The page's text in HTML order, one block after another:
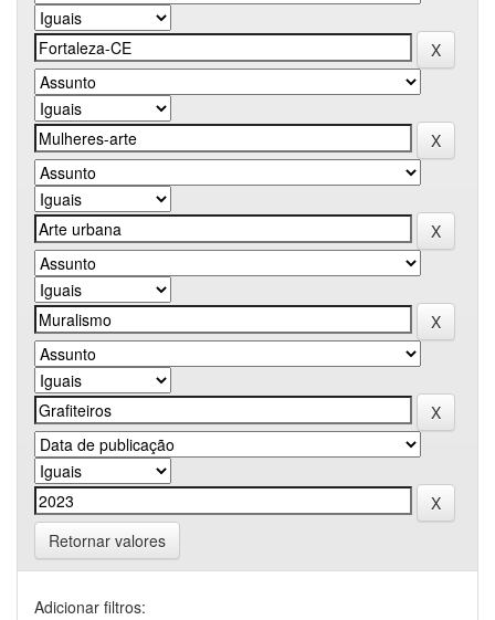
Retornar valores
Adicionar filtros: